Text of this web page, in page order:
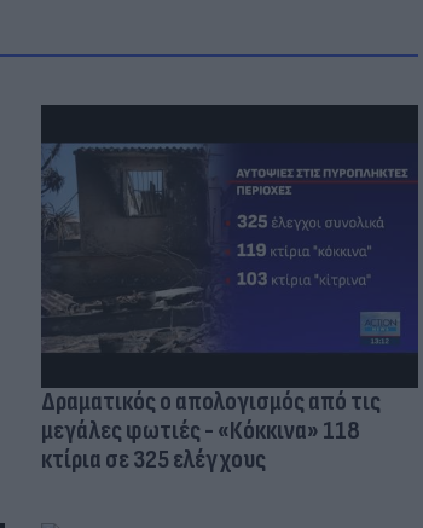
Δραματικός ο απολογισμός από τις
μεγάλες φωτιές - «Κόκκινα» 118
κτίρια σε 325 ελέγχους